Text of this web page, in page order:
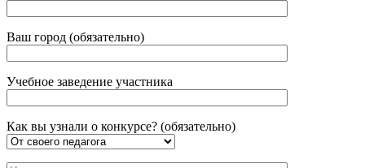
Ваш город (обязательно)
Учебное заведение участника
Как вы узнали о конкурсе? (обязательно)